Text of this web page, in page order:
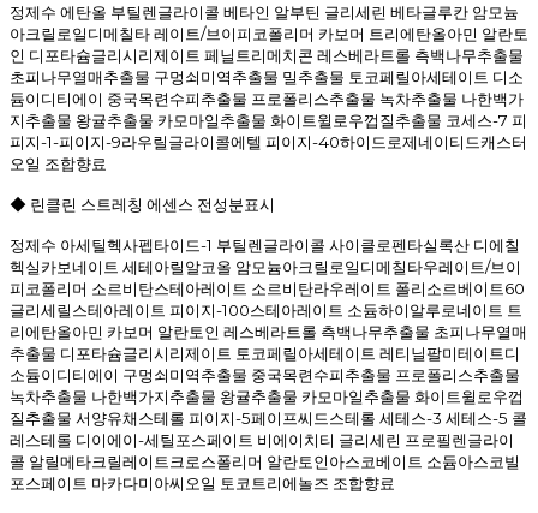
정제수 에탄올 부틸렌글라이콜 베타인 알부틴 글리세린 베타글루칸 암모늄
아크릴로일디메칠타 레이트/브이피코폴리머 카보머 트리에탄올아민 알란토
인 디포타슘글리시리제이트 페닐트리메치콘 레스베라트롤 측백나무추출물
초피나무열매추출물 구멍쇠미역추출물 밀추출물 토코페릴아세테이트 디소
듐이디티에이 중국목련수피추출물 프로폴리스추출물 녹차추출물 나한백가
지추출물 왕귤추출물 카모마일추출물 화이트윌로우껍질추출물 코세스-7 피
피지-1-피이지-9라우릴글라이콜에텔 피이지-40하이드로제네이티드캐스터
오일 조합향료
◆ 린클린 스트레칭 에센스 전성분표시
정제수 아세틸헥사펩타이드-1 부틸렌글라이콜 사이클로펜타실록산 디에칠
헥실카보네이트 세테아릴알코올 암모늄아크릴로일디메칠타우레이트/브이
피코폴리머 소르비탄스테아레이트 소르비탄라우레이트 폴리소르베이트60
글리세릴스테아레이트 피이지-100스테아레이트 소듐하이알루로네이트 트
리에탄올아민 카보머 알란토인 레스베라트롤 측백나무추출물 초피나무열매
추출물 디포타슘글리시리제이트 토코페릴아세테이트 레티닐팔미테이트디
소듐이디티에이 구멍쇠미역추출물 중국목련수피추출물 프로폴리스추출물
녹차추출물 나한백가지추출물 왕귤추출물 카모마일추출물 화이트윌로우껍
질추출물 서양유채스테롤 피이지-5페이프씨드스테롤 세테스-3 세테스-5 콜
레스테롤 디이에이-세틸포스페이트 비에이치티 글리세린 프로필렌글라이
콜 알릴메타크릴레이트크로스폴리머 알란토인아스코베이트 소듐아스코빌
포스페이트 마카다미아씨오일 토코트리에놀즈 조합향료